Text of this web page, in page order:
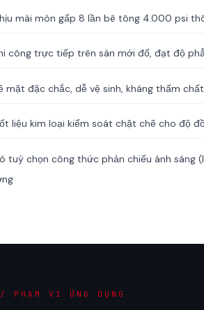
mài mòn gấp 8 lần bê tông 4.000 psi
công trực tiếp trên sàn mới đổ, đạt độ
mặt đặc chắc, dễ vệ sinh, kháng thấm
liệu kim loại kiểm soát chặt chẽ cho độ
tuỳ chọn công thức phản chiếu ánh sáng
VI ỨNG DỤNG